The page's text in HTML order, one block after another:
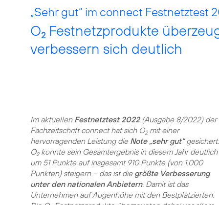
„Sehr gut“ im connect Festnetztest
O2 Festnetzprodukte
verbessern sich deutlich
Im aktuellen Festnetztest 2022(Ausgabe 8/2022) der
Fachzeitschrift connect hat sich O2mit einer
hervorragenden Leistung die Note „sehr gut“gesichert.
O2konnte sein Gesamtergebnis in diesem Jahr deutlich
um 51 Punkte auf insgesamt 910 Punkte (von 1.000
Punkten) steigern – das ist die größte Verbesserung
unter den nationalen Anbietern. Damit ist das
Unternehmen auf Augenhöhe mit den Bestplatzierten.